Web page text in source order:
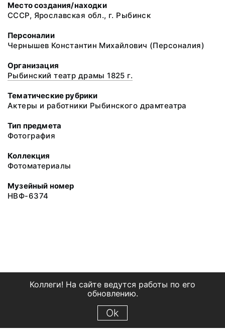
Место создания/находки
СССР, Ярославская обл., г. Рыбинск
Персоналии
Чернышев Константин Михайлович (Персоналия)
Организация
Рыбинский театр драмы 1825 г.
Тематические рубрики
Актеры и работники Рыбинского драмтеатра
Тип предмета
Фотография
Коллекция
Фотоматериалы
Музейный номер
НВФ-6374
Коллеги! На сайте ведутся работы по его
обновлению.
Ok